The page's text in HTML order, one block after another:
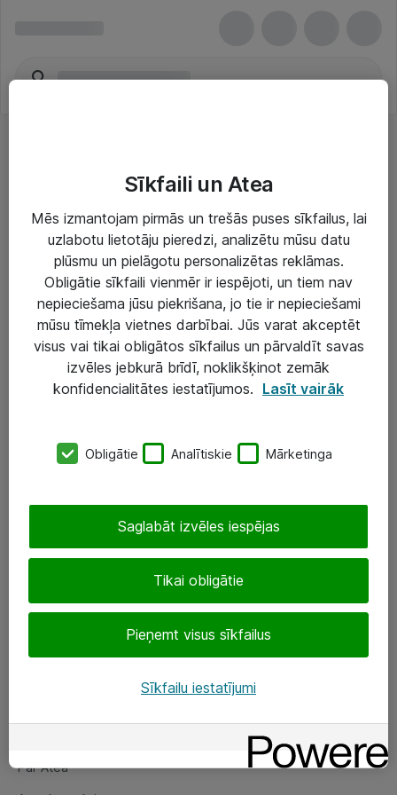
Risinājumi & Pakalpojumi
IT serviss un atbalsts
IT infrastruktūra
Darba vietu IT risinājumi
Serveri un datu centri
SIA „ATEA”
eShop@atea.lv
Sekojiet mums
Par Atea
Par Atea
Sīkfaili un Atea
Mēs izmantojam pirmās un trešās puses sīkfailus, lai
uzlabotu lietotāju pieredzi, analizētu mūsu datu
plūsmu un pielāgotu personalizētas reklāmas.
Obligātie sīkfaili vienmēr ir iespējoti, un tiem nav
nepieciešama jūsu piekrišana, jo tie ir nepieciešami
mūsu tīmekļa vietnes darbībai. Jūs varat akceptēt
visus vai tikai obligātos sīkfailus un pārvaldīt savas
izvēles jebkurā brīdī, noklikšķinot zemāk
konfidencialitātes iestatījumos. Lasīt vairāk
Obligātie Analītiskie Mārketinga
Tikai obligātie
Pieņemt visus sīkfailus
Saglabāt izvēles iespējas
Sīkfailu iestatījumi